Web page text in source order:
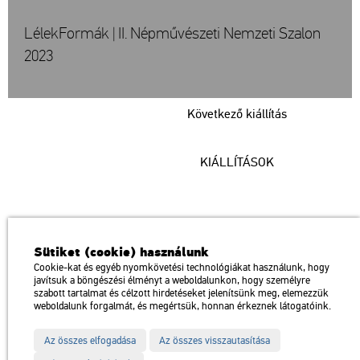
Következő kiállítás
LélekFormák | II. Népművészeti Nemzeti Szalon
2023
KIÁLLÍTÁSOK
a Magyar Művészeti Akadémia intézménye
1146 Budapest, Dózsa György út 37.
Megközelíthető: Millenniumi Földalatti Vasút – Hősök tere megálló
Trolibusz: 75, 79 / Autóbusz: 20, 30, 105
Impresszum Sitemap Adatvédelem
térkép
Sütiket (cookie) használunk
Cookie-kat és egyéb nyomkövetési technológiákat használunk, hogy
javítsuk a böngészési élményt a weboldalunkon, hogy személyre
szabott tartalmat és célzott hirdetéseket jelenítsünk meg, elemezzük
weboldalunk forgalmát, és megértsük, honnan érkeznek látogatóink.
Az összes elfogadása
Az összes visszautasítása